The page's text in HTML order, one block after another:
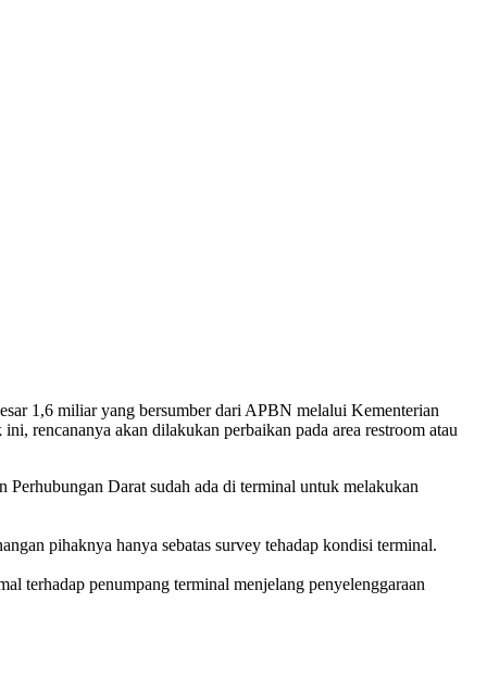
1,6 miliar yang bersumber dari APBN melalui Kementerian
rencananya akan dilakukan perbaikan pada area restroom atau
Darat sudah ada di terminal untuk melakukan
pihaknya hanya sebatas survey tehadap kondisi terminal.
terhadap penumpang terminal menjelang penyelenggaraan